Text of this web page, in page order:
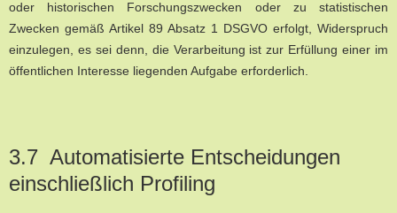
oder historischen Forschungszwecken oder zu statistischen
Zwecken gemäß Artikel 89 Absatz 1 DSGVO erfolgt, Widerspruch
einzulegen, es sei denn, die Verarbeitung ist zur Erfüllung einer im
öffentlichen Interesse liegenden Aufgabe erforderlich.
3.7 Automatisierte Entscheidungen
einschließlich Profiling